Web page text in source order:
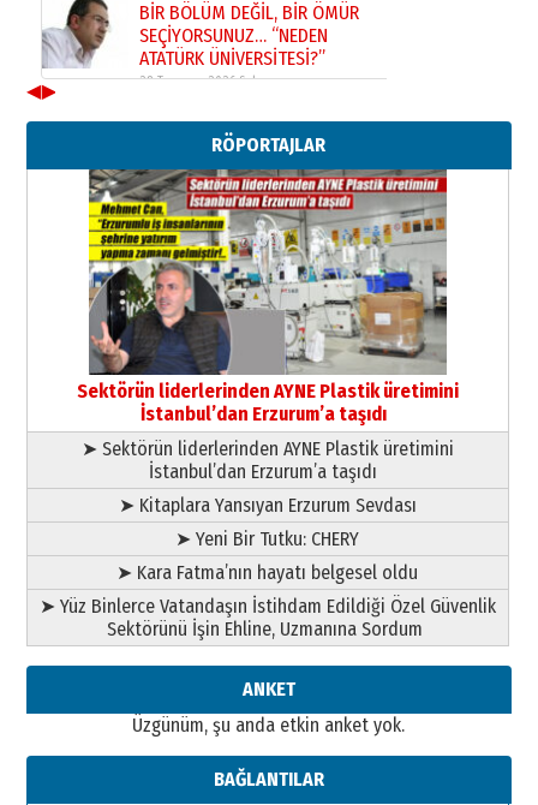
BİR BÖLÜM DEĞİL, BİR ÖMÜR
SEÇİYORSUNUZ… “NEDEN
ATATÜRK ÜNİVERSİTESİ?”
28 Temmuz 2026 Salı
Ahmed Yesevi’den bir Alperen…
”Reisimiz” idi… Hakka yürüdü.!
26 Mart 2026 Perşembe
Cem Bakırcı
Ardında bıraktığı hatıralarıyla
gönül adamı Faruk Terzioğlu!
13 Mayıs 2026 Çarşamba
Esat BİNDESEN
TRT’NİN BÖLGEYE AÇILAN SESİ
09 Ağustos 2026 Pazar
◀▶
RÖPORTAJLAR
Sektörün liderlerinden AYNE Plastik üretimini
İstanbul’dan Erzurum’a taşıdı
➤ Sektörün liderlerinden AYNE Plastik üretimini
İstanbul’dan Erzurum’a taşıdı
➤ Kitaplara Yansıyan Erzurum Sevdası
➤ Yeni Bir Tutku: CHERY
➤ Kara Fatma’nın hayatı belgesel oldu
➤ Yüz Binlerce Vatandaşın İstihdam Edildiği Özel Güvenlik
Sektörünü İşin Ehline, Uzmanına Sordum
ANKET
Üzgünüm, şu anda etkin anket yok.
BAĞLANTILAR